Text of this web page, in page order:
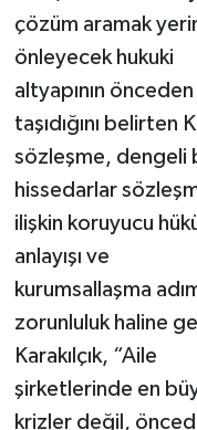
çözüm aramak
önleyecek hukuki
altyapının
taşıdığını belirten
sözleşme, dengeli
hissedarlar
ilişkin koruyucu
anlayışı ve
kurumsallaşma
zorunluluk haline
Karakılçık, “Aile
şirketlerinde en
krizler değil,